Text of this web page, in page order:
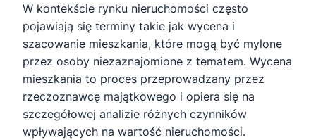
W kontekście rynku nieruchomości często
pojawiają się terminy takie jak wycena i
szacowanie mieszkania, które mogą być mylone
przez osoby niezaznajomione z tematem. Wycena
mieszkania to proces przeprowadzany przez
rzeczoznawcę majątkowego i opiera się na
szczegółowej analizie różnych czynników
wpływających na wartość nieruchomości.